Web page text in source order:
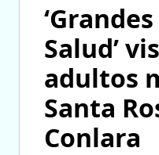
Salud’
adultos
Santa
Conlara